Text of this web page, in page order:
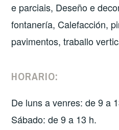
e parciais, Deseño e
fontanería, Calefacción,
pavimentos, traballo
HORARIO:
De luns a venres: de 9 a
Sábado: de 9 a 13 h.